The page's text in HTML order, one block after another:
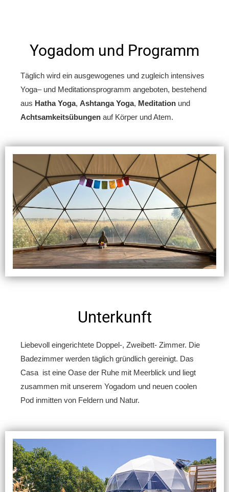
Yogadom und Programm
Täglich wird ein ausgewogenes und zugleich intensives
Yoga– und Meditationsprogramm angeboten, bestehend
aus Hatha Yoga, Ashtanga Yoga, Meditation und
Achtsamkeitsübungen auf Körper und Atem.
Unterkunft
Liebevoll eingerichtete Doppel-, Zweibett- Zimmer. Die
Badezimmer werden täglich gründlich gereinigt. Das
Casa ist eine Oase der Ruhe mit Meerblick und liegt
zusammen mit unserem Yogadom und neuen coolen
Pod inmitten von Feldern und Natur.